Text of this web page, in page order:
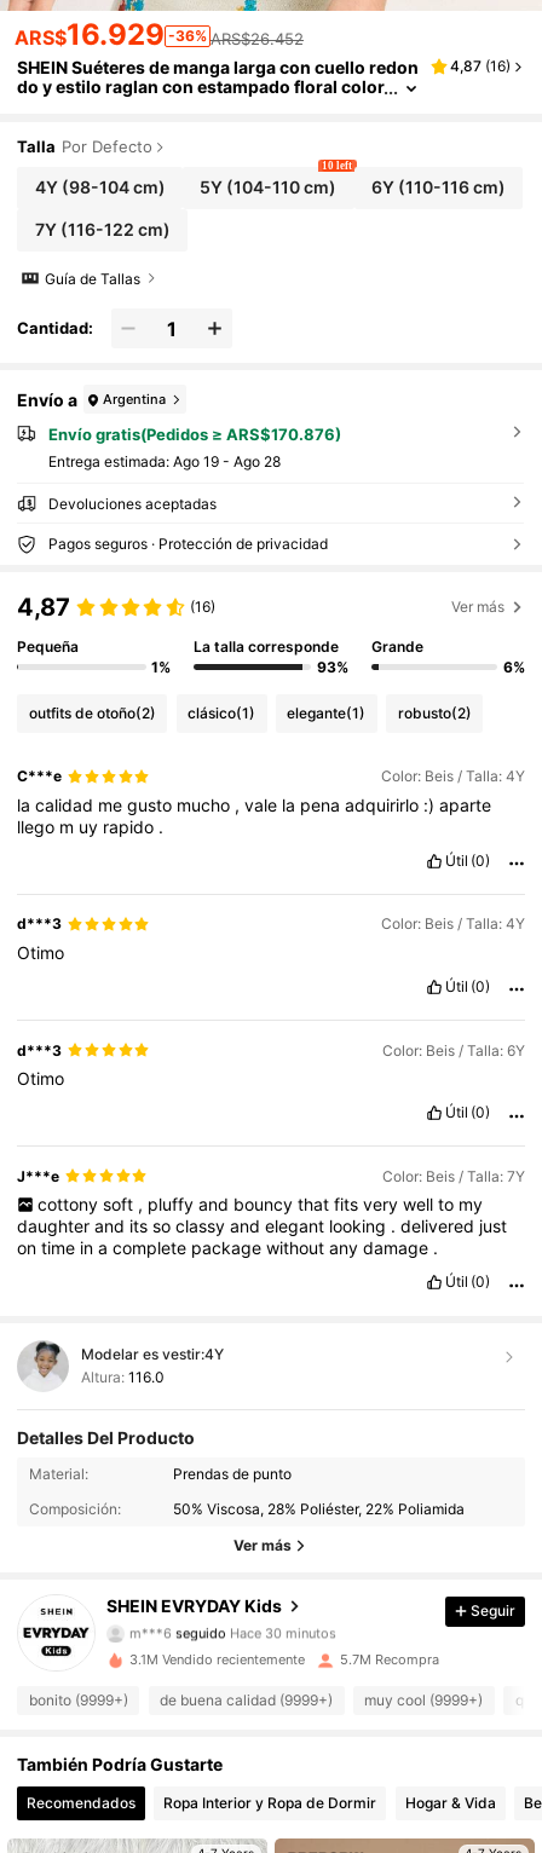
ARS$16.929 -36% ARS$26.452
SHEIN Suéteres de manga larga con cuello redon
do y estilo raglan con estampado floral color
4,87 (16)
Talla Por Defecto
4Y(98-104 cm) 5Y (104-110 cm)
10 left
6Y(110-116 cm)
7Y(116-122 cm)
Guía de Tallas
Cantidad:
Envío a Argentina
Envío gratis(Pedidos ≥ ARS$170.876)
Entrega estimada: Ago 19 - Ago 28
Devoluciones aceptadas
Pagos seguros · Protección de privacidad
4,87 (16) Ver más
Pequeña
1%
La talla corresponde
93%
Grande
6%
outfits de otoño(2) clásico(1) elegante(1) robusto(2)
C***e Color: Beis / Talla: 4Y
lacalidad megusto mucho ,vale la penaadquirirlo :)aparte
llego m uy rapido .
Útil (0)
d***3 Color: Beis / Talla: 4Y
Otimo
Útil (0)
d***3 Color: Beis / Talla: 6Y
Otimo
Útil (0)
J***e Color: Beis / Talla: 7Y
cottony soft , pluffy and bouncy that fits very well to my
daughterand itssoclassyandelegant looking .delivered just
ontime inacomplete packagewithoutanydamage .
Útil (0)
Modelar es vestir:4Y
Altura: 116.0
Detalles Del Producto
Material:
Prendas de punto
Composición:
50% Viscosa, 28% Poliéster, 22% Poliamida
Ver más
SHEIN EVRYDAY Kids
426K Seguidores
426K Seguidores
m***6 seguido Hace 30 minutos
4,95
426K Seguidores
4,95 426K Seguidores
4,95
Seguir
3.1M Vendido recientemente 5.7M Recompra
bonito (9999+) de buena calidad (9999+) muy cool (9999+)
También Podría Gustarte
Recomendados Ropa Interior y Ropa de Dormir Hogar & Vida